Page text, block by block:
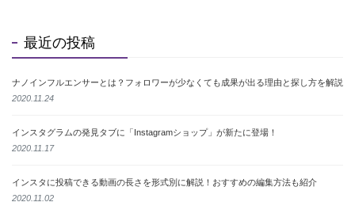
最近の投稿
ナノインフルエンサーとは？フォロワーが少なくても成果が出る理由と探し方を解説
2020.11.24
インスタグラムの発見タブに「Instagramショップ」が新たに登場！
2020.11.17
インスタに投稿できる動画の長さを形式別に解説！おすすめの編集方法も紹介
2020.11.02